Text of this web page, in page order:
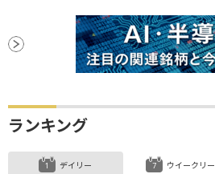
ランキング
デイリー ウイークリー